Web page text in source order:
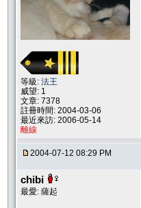
等級: 法王
威望: 1
文章: 7378
註冊時間: 2004-03-06
最近來訪: 2006-05-14
離線
2004-07-12 08:29 PM
chibi
最愛: 薩起